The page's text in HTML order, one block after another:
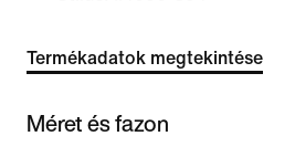
Termékadatok megtekintése
Méret és fazon